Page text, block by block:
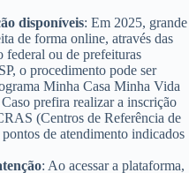
disponíveis: Em 2025, grande
de forma online, através das
federal ou de prefeituras
o procedimento pode ser
Minha Casa Minha Vida
prefira realizar a inscrição
(Centros de Referência de
de atendimento indicados
: Ao acessar a plataforma,